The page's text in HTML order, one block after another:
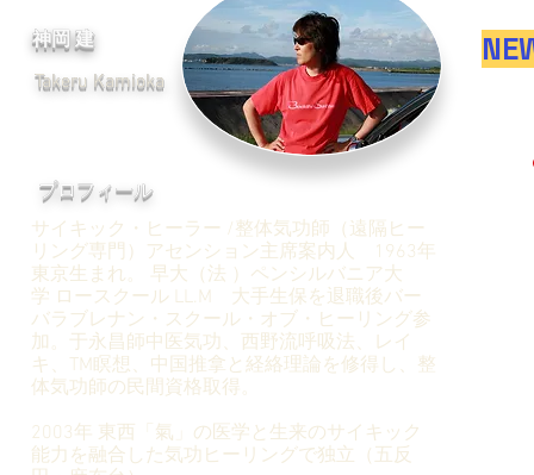
​神岡 建
Takeru Kamioka
プロフィール​
サイキック・ヒーラー /整体気功師（遠隔ヒー
リング専門）​アセンション主席案内人 1963年
東京生まれ。 早大（法 ） ペンシルバニア大
学 ロースクール LL.M 大手生保を退職後バー
バラブレナン・スクール・オブ・ヒーリング参
加。
于永昌師中医気功、西野流呼吸法、レイ
キ、TM瞑想、中国推拿と経絡理論を修得し、整
体気功師の民間資格取得。
2003年 東西「氣」の医学と生来のサイキック
能力を融合した気功ヒーリングで独立（五反